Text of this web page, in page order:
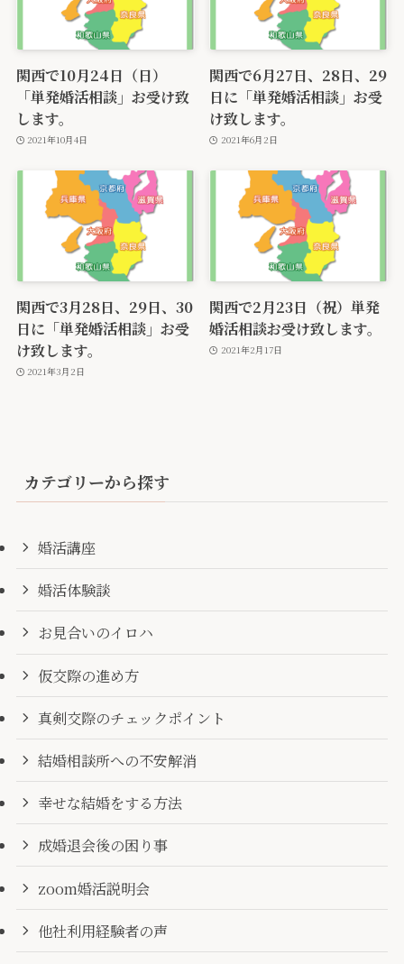
関西で10月24日（日）
「単発婚活相談」お受け致
します。
2021年10月4日
関西で6月27日、28日、29
日に「単発婚活相談」お受
け致します。
2021年6月2日
関西で3月28日、29日、30
日に「単発婚活相談」お受
け致します。
2021年3月2日
関西で2月23日（祝）単発
婚活相談お受け致します。
2021年2月17日
カテゴリーから探す
婚活講座
婚活体験談
お見合いのイロハ
仮交際の進め方
真剣交際のチェックポイント
結婚相談所への不安解消
幸せな結婚をする方法
成婚退会後の困り事
zoom婚活説明会
他社利用経験者の声